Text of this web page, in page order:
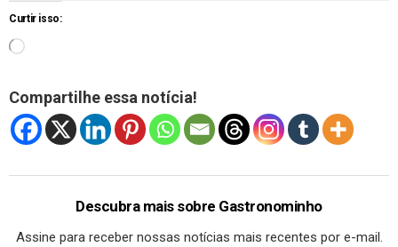
Curtir isso:
Compartilhe essa notícia!
Descubra mais sobre Gastronominho
Assine para receber nossas notícias mais recentes por e-mail.